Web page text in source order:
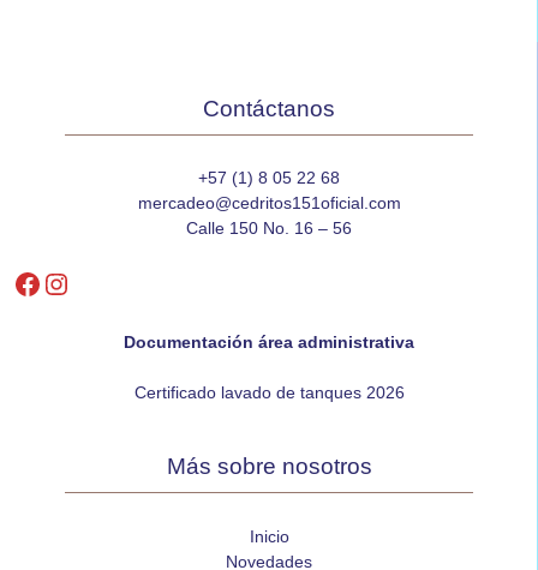
Contáctanos
+57 (1) 8 05 22 68
mercadeo@cedritos151oficial.com
Calle 150 No. 16 – 56
Facebook
Instagram
Documentación área administrativa
Certificado lavado de tanques 2026
Más sobre nosotros
Inicio
Novedades